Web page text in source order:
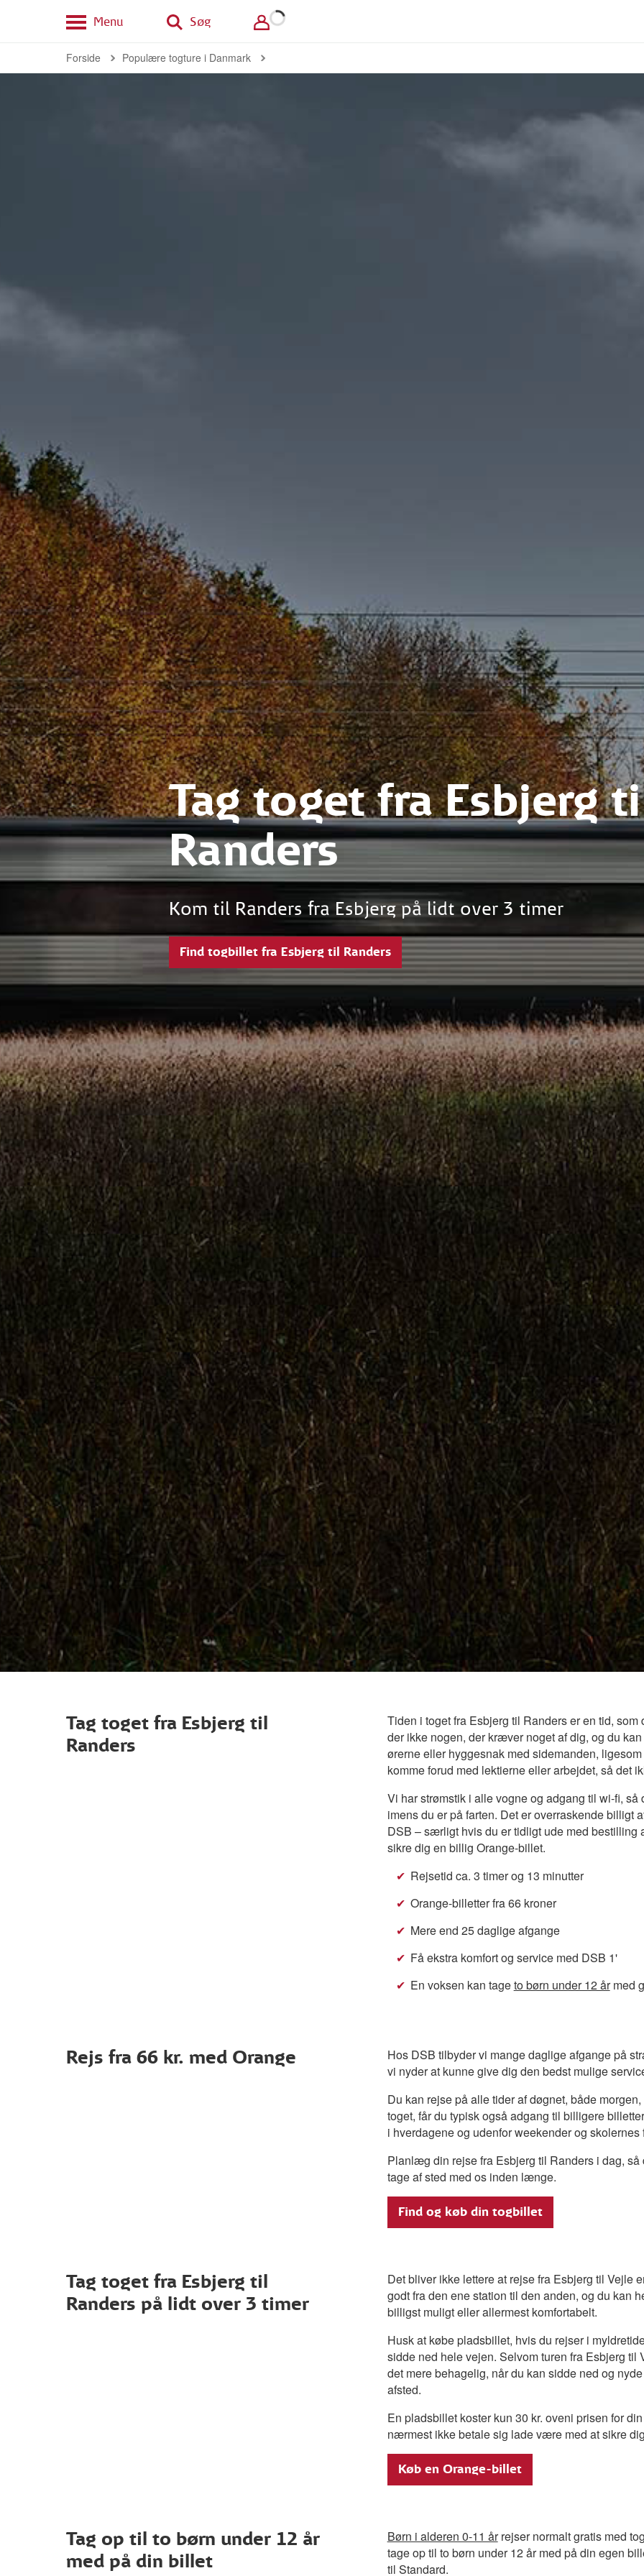
Menu Søg
Forside Populære togture i Danmark
Tag toget fra Esbjerg
Randers
Kom til Randers fra Esbjerg på lidt over 3 timer
Find togbillet fra Esbjerg til Randers
Tag toget fra Esbjerg til
Randers
Tiden i toget fra Esbjerg til Randers er en tid,
der ikke nogen, der kræver noget af dig, og du
ørerne eller hyggesnak med sidemanden,
komme forud med lektierne eller arbejdet, så det
Vi har strømstik i alle vogne og adgang til wi-fi, så
imens du er på farten. Det er overraskende billigt
DSB – særligt hvis du er tidligt ude med
sikre dig en billig Orange-billet.
Rejsetid ca. 3 timer og 13 minutter
Orange-billetter fra 66 kroner
Mere end 25 daglige afgange
Få ekstra komfort og service med DSB 1'
En voksen kan tageto børn under 12 årmed
Rejs fra 66 kr. med Orange
Hos DSB tilbyder vi mange daglige afgange på
vi nyder at kunne give dig den bedst mulige
Du kan rejse på alle tider af døgnet, både
toget, får du typisk også adgang til billigere
i hverdagene og udenfor weekender og skolernes
Planlæg din rejse fra Esbjerg til Randers i dag,
tage af sted med os inden længe.
Find og køb din togbillet
Tag toget fra Esbjerg til
Randers på lidt over 3 timer
Det bliver ikke lettere at rejse fra Esbjerg til Vejle
godt fra den ene station til den anden, og du kan
billigst muligt eller allermest komfortabelt.
Husk at købe pladsbillet, hvis du rejser i
sidde ned hele vejen. Selvom turen fra Esbjerg
det mere behagelig, når du kan sidde ned og
afsted.
En pladsbillet koster kun 30 kr. oveni prisen for
nærmest ikke betale sig lade være med at sikre
Køb en Orange-billet
Tag op til to børn under 12 år
med på din billet
Børn i alderen 0-11 årrejser normalt gratis med
tage op til to børn under 12 år med på din egen
til Standard.